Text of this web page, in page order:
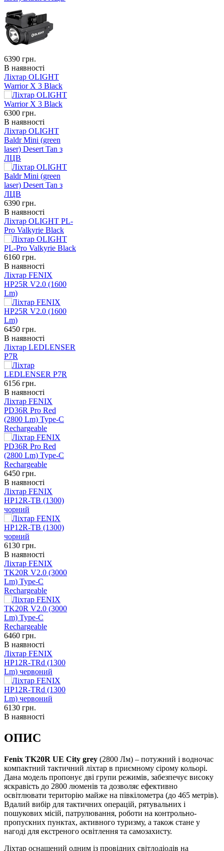
6390 грн.
В наявності
Ліхтар OLIGHT
Warrior X 3 Black
6300 грн.
В наявності
Ліхтар OLIGHT
Baldr Mini (green
laser) Desert Tan з
ЛЦВ
6390 грн.
В наявності
Ліхтар OLIGHT PL-
Pro Valkyrie Black
6160 грн.
В наявності
Ліхтар FENIX
HP25R V2.0 (1600
Lm)
6450 грн.
В наявності
Ліхтар LEDLENSER
P7R
6156 грн.
В наявності
Ліхтар FENIX
PD36R Pro Red
(2800 Lm) Type-C
Rechargeable
6450 грн.
В наявності
Ліхтар FENIX
HP12R-TB (1300)
чорний
6130 грн.
В наявності
Ліхтар FENIX
TK20R V2.0 (3000
Lm) Type-C
Rechargeable
6460 грн.
В наявності
Ліхтар FENIX
HP12R-TRd (1300
Lm) червоний
6130 грн.
В наявності
ОПИС
Fenix TK20R UE City grey (2800 Лм) – потужний і водночас
компактний тактичний ліхтар в приємному сірому кольорі.
Дана модель пропонує дві групи режимів, забезпечує високу
яскравість до 2800 люменів та дозволяє ефективно
освітлювати територію майже на півкілометра (до 465 метрів).
Вдалий вибір для тактичних операцій, рятувальних і
пошукових місій, патрулювання, роботи на контрольно-
пропускних пунктах, активного туризму, а також стане у
нагоді для екстреного освітлення та самозахисту.
Ліхтар оснащений одним із провідних світлодіодів на